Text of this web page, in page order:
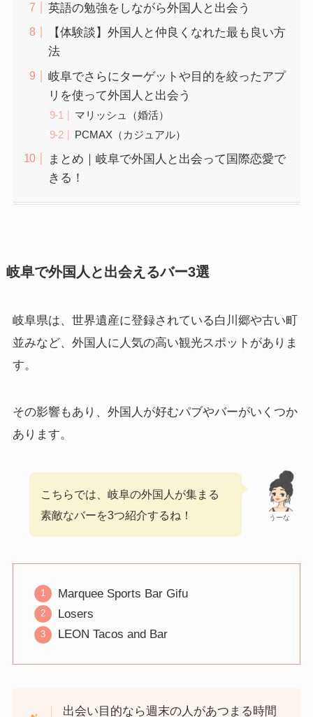
英語の勉強をしながら外国人と出会う
【体験談】外国人と仲良くなれた最も良い方
法
岐阜でさらにターゲットや目的を絞ったアプ
リを使って外国人と出会う
マリッシュ（婚活）
PCMAX（カジュアル）
まとめ｜岐阜で外国人と出会って国際恋愛で
きる！
岐阜で外国人と出会えるバー3選
岐阜県は、世界遺産に登録されている白川郷や古い町
並みなど、外国人に人気の高い観光スポットがありま
す。
その影響もあり、外国人が好むパブやバーがいくつか
あります。
うーな
こちらでは、岐阜の外国人が集まる
素敵なバーを3つ紹介するね！
Marquee Sports Bar Gifu
Losers
LEON Tacos and Bar
出会い目的なら週末の人があつまる時間